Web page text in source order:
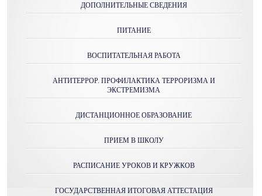
ДОПОЛНИТЕЛЬНЫЕ СВЕДЕНИЯ
ПИТАНИЕ
ВОСПИТАТЕЛЬНАЯ РАБОТА
АНТИТЕРРОР. ПРОФИЛАКТИКА ТЕРРОРИЗМА И
ЭКСТРЕМИЗМА
ДИСТАНЦИОННОЕ ОБРАЗОВАНИЕ
ПРИЕМ В ШКОЛУ
РАСПИСАНИЕ УРОКОВ И КРУЖКОВ
ГОСУДАРСТВЕННАЯ ИТОГОВАЯ АТТЕСТАЦИЯ